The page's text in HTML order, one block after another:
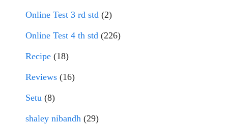
Online Test 3 rd std (2)
Online Test 4 th std (226)
Recipe (18)
Reviews (16)
Setu (8)
shaley nibandh (29)